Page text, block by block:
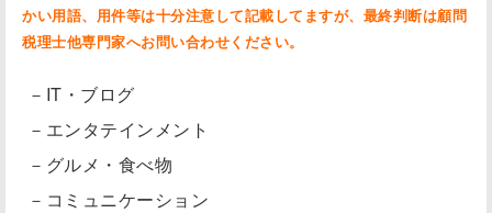
かい用語、用件等は十分注意して記載してますが、最終判断は顧問
税理士他専門家へお問い合わせください。
－IT・ブログ
－エンタテインメント
－グルメ・食べ物
－コミュニケーション